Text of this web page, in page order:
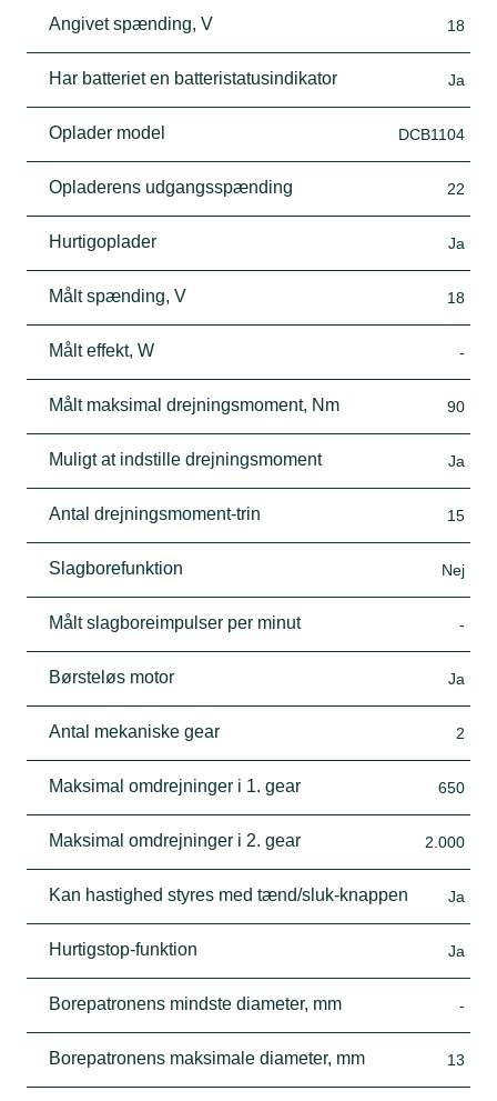
Angivet spænding, V 18
Har batteriet en batteristatusindikator Ja
Oplader model DCB1104
Opladerens udgangsspænding 22
Hurtigoplader Ja
Målt spænding, V 18
Målt effekt, W -
Målt maksimal drejningsmoment, Nm 90
Muligt at indstille drejningsmoment Ja
Antal drejningsmoment-trin 15
Slagborefunktion Nej
Målt slagboreimpulser per minut -
Børsteløs motor Ja
Antal mekaniske gear 2
Maksimal omdrejninger i 1. gear 650
Maksimal omdrejninger i 2. gear 2.000
Kan hastighed styres med tænd/sluk-knappen Ja
Hurtigstop-funktion Ja
Borepatronens mindste diameter, mm -
Borepatronens maksimale diameter, mm 13